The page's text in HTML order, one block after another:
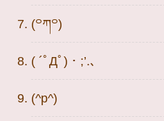
(꒪ཀ꒪)
( ´ﾟДﾟ)・;’.、
(^p^)